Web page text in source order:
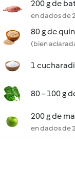
200 g de
en dados de
80 g de
(bien
1
80 - 100 g
200 g de
en dados de